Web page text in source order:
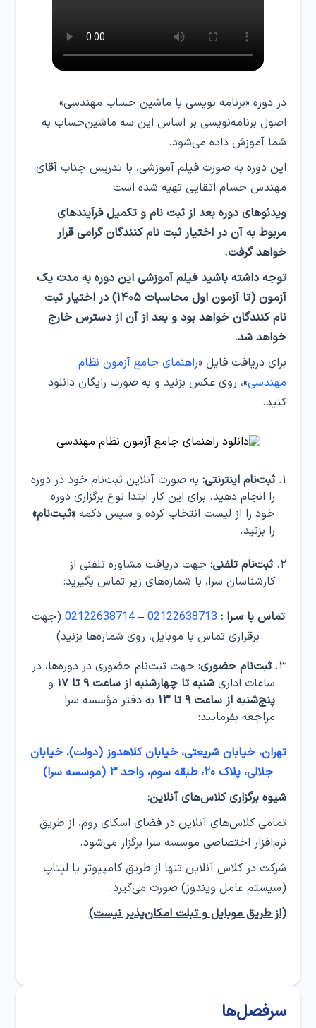
در دوره «برنامه نویسی با ماشین حساب مهندسی»
اصول برنامه‌نویسی بر اساس این سه ماشین‌‌حساب به
شما آموزش داده می‌شود.
این دوره به صورت فیلم آموزشی، با تدریس جناب آقای
مهندس حسام اتقایی تهیه شده است
ویدئوهای دوره بعد از ثبت نام و تکمیل فرآیندهای
مربوط به آن در اختیار ثبت نام کنندگان گرامی قرار
خواهد گرفت.
توجه داشته باشید فیلم آموزشی این دوره به مدت یک
آزمون (تا آزمون اول محاسبات ۱۴۰۵) در اختیار ثبت
نام کنندگان خواهد بود و بعد از آن از دسترس خارج
خواهد شد.
برای دریافت فایل «راهنمای جامع آزمون نظام
مهندسی»، روی عکس بزنید و به صورت رایگان دانلود
کنید.
ثبت‌نام اینترنتی: به صورت آنلاین ثبت‌نام خود در دوره
را انجام دهید. برای این کار ابتدا نوع برگزاری دوره
خود را از لیست انتخاب کرده و سپس دکمه«ثبـت‌نام»
را بزنید.
ثبت‌نام تلفنی: جهت دریافت مشاوره تلفنی از
کارشناسان سرا، با شماره‌های زیر تماس بگیرید:
تماس با سـرا : 02122638713
–
02122638714 (جهت
برقراری تماس با موبایل، روی شماره‌ها بزنید)
ثبت‌نام حضوری: جهت ثبت‌نام حضوری در دوره‌ها، در
ساعات اداریشنبه تا چهارشنبه از ساعت ۹ تا ۱۷
و
پنج‌شنبه از ساعت ۹ تا ۱۳
به دفتر مؤسسه سرا
مراجعه بفرمایید:
تهران، خیابان شریعتی، خیابان کلاهدوز (دولت)، خیابان
جلالی، پلاک ۲۰، طبقه سوم، واحد ۳ (موسسه سرا)
شیوه برگزاری کلاس‌های آنلاین:
تمامی کلاس‌های آنلاین در فضای اسکای روم، از طریق
نرم‌افزار اختصاصی موسسه سرا برگزار می‌شود.
شرکت در کلاس‌ آنلاین تنها از طریق کامپیوتر یا لپتاپ
(سیستم عامل ویندوز) صورت می‌گیرد.
(از طریق موبایل و تبلت امکان‌پذیر نیست)
سرفصل‌ها